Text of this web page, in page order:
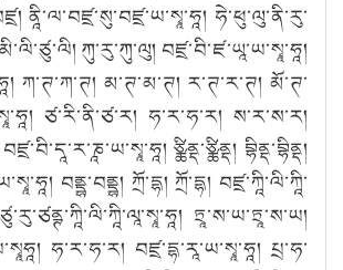
ནཱི་ལ་བཛྲ་སུ་བཛྲ་ཡ་སྭཱ་ཧཱ། ཧེ་ཕུ་ལུ་ནི་རུ་
ཀུ་རུ་ཀུ་ལུ། བཛྲ་བི་ཛ་ཡཱ་ཡ་སྭཱ་ཧཱ།
ཀ་ཊ་ཀ་ཊ། མ་ཊ་མ་ཊ། ར་ཊ་ར་ཊ། མོ་ཊ་
ཙ་རི་ནི་ཙ་ར། ཧ་ར་ཧ་ར། ས་ར་ས་ར།
ཙྪིནྡ་ཙྪིནྡ། བྷིནྡ་བྷིནྡ།
བནྡྷ་བནྡྷ། ཀྲོ་དྷ། ཀྲོ་དྷ། བཛྲ་ཀཱི་ལི་ཀཱི་
ཏྲཱ་ས་ཡ་ཏྲཱ་ས་ཡ།
ཧ་ར་ཧ་ར། བཛྲ་དྷ་རཱ་ཡ་སྭཱ་ཧཱ། པྲ་ཧ་